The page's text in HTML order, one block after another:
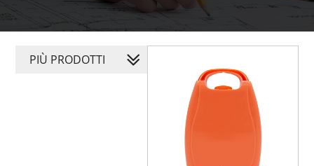
PIÙ PRODOTTI